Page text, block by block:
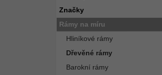
Značky
Rámy na míru
Hliníkové rámy
Dřevěné rámy
Barokní rámy